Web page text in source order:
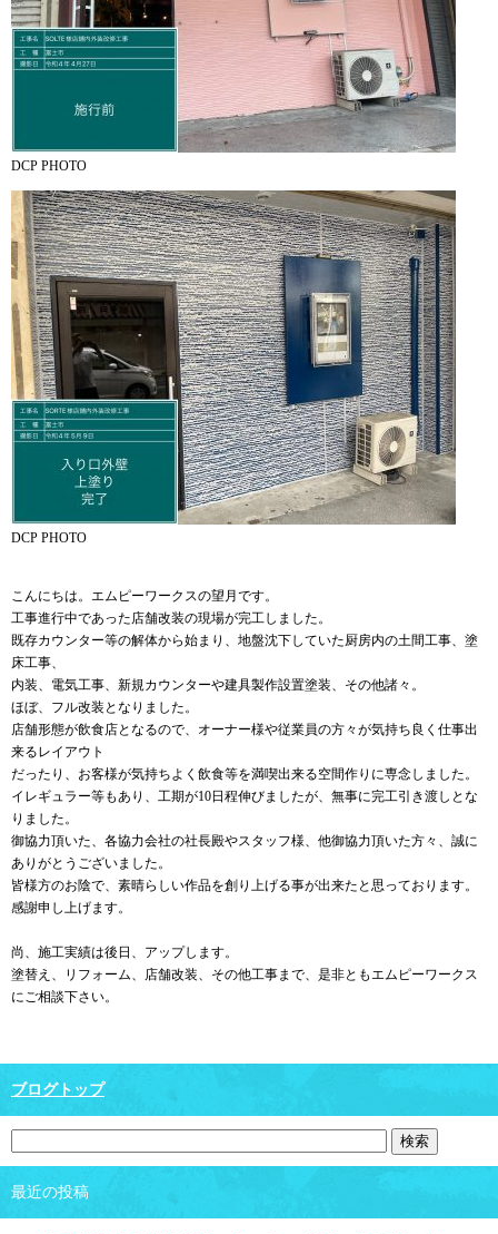
DCP PHOTO
DCP PHOTO
こんにちは。エムピーワークスの望月です。
工事進行中であった店舗改装の現場が完工しました。
既存カウンター等の解体から始まり、地盤沈下していた厨房内の土間工事、塗
床工事、
内装、電気工事、新規カウンターや建具製作設置塗装、その他諸々。
ほぼ、フル改装となりました。
店舗形態が飲食店となるので、オーナー様や従業員の方々が気持ち良く仕事出
来るレイアウト
だったり、お客様が気持ちよく飲食等を満喫出来る空間作りに専念しました。
イレギュラー等もあり、工期が10日程伸びましたが、無事に完工引き渡しとな
りました。
御協力頂いた、各協力会社の社長殿やスタッフ様、他御協力頂いた方々、誠に
ありがとうございました。
皆様方のお陰で、素晴らしい作品を創り上げる事が出来たと思っております。
感謝申し上げます。
尚、施工実績は後日、アップします。
塗替え、リフォーム、店舗改装、その他工事まで、是非ともエムピーワークス
にご相談下さい。
ブログトップ
最近の投稿